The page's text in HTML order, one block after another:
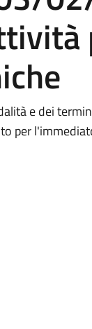
e dei
per